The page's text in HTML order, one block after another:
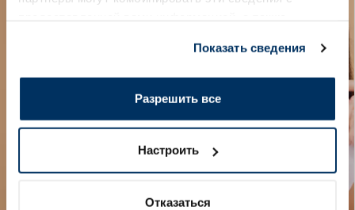
Показать сведения
Разрешить все
Настроить
Отказаться